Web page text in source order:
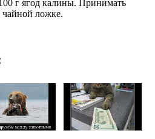
г ягод калины. Принимать
чайной ложке.